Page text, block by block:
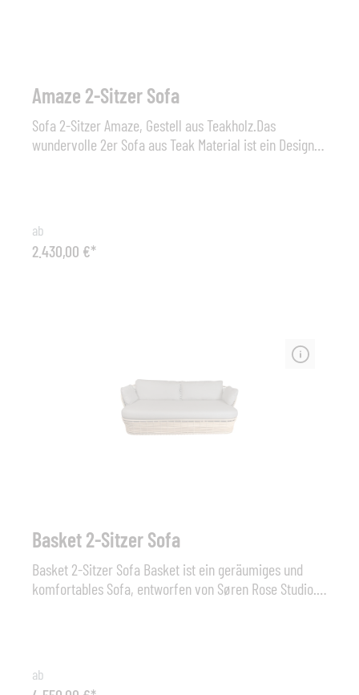
Amaze 2-Sitzer Sofa
Sofa 2-Sitzer Amaze, Gestell aus Teakholz.Das
wundervolle 2er Sofa aus Teak Material ist ein Design
Maße (B x H x T): 145 cm x 77 cm x 82 cm, Sitzhöhe 38
cm Sonstiges: 2 x Sitzkissen optional (inkl. QuickDry &
Airflow System
ab
2.430,00 €*
Basket 2-Sitzer Sofa
Basket 2-Sitzer Sofa Basket ist ein geräumiges und
komfortables Sofa, entworfen von Søren Rose Studio.
mit hinaus in den Garten nehmen. Basket besteht aus
pulverlackiertem Stahl mit dem witterungsbeständigen
ab